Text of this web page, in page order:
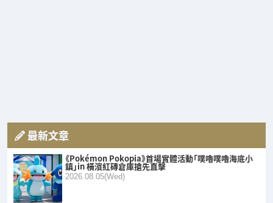
最新文章
《Pokémon Pokopia》首場實體活動「噗嚕噗嚕海底小
鎮」in 橫濱紅磚倉庫搶先直擊
2026.08.05(Wed)